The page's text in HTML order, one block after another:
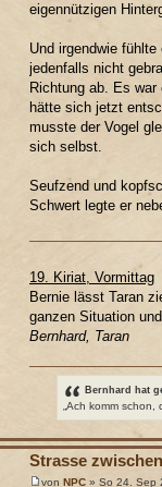
eigennützigen
Und irgendwie
jedenfalls nicht
Richtung ab. Es
hätte sich jetzt
musste der Vogel
sich selbst.
Seufzend und
Schwert legte er
19. Kiriat, Vormittag
Bernie lässt Taran
ganzen Situation
Bernhard, Taran
Bernhard hat
„Ach komm
Strasse
von NPC» So 24. Sep